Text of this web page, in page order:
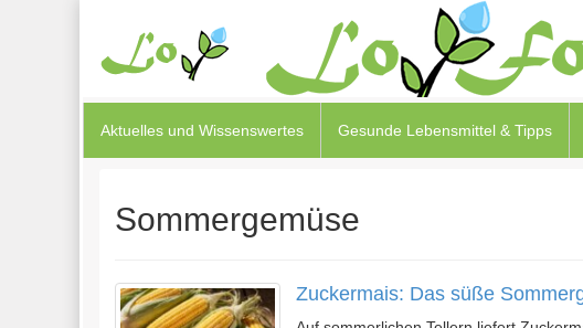
Aktuelles und Wissenswertes Gesunde Lebensmittel & Tipps
Sommergemüse
Zuckermais: Das süße